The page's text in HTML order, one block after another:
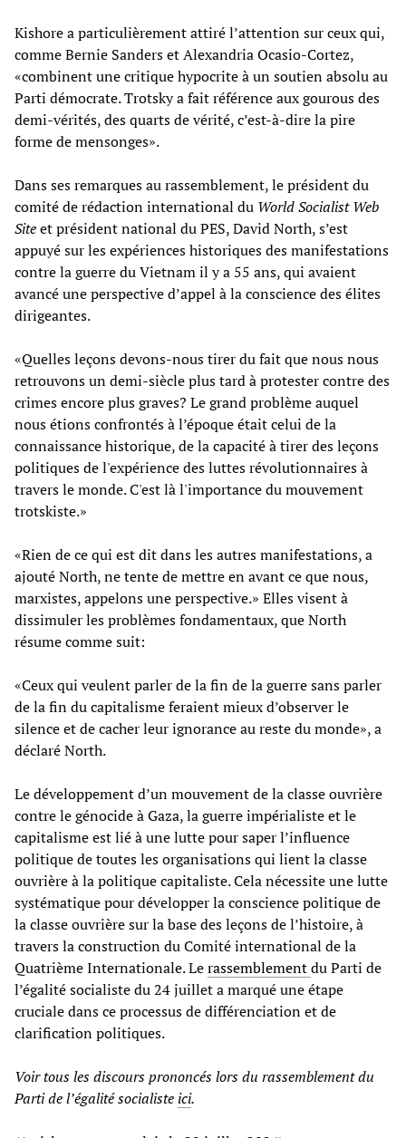
Kishore a particulièrement attiré l’attention sur ceux qui,
comme Bernie Sanders et Alexandria Ocasio-Cortez,
«combinent une critique hypocrite à un soutien absolu au
Parti démocrate. Trotsky a fait référence aux gourous des
demi-vérités, des quarts de vérité, c’est-à-dire la pire
forme de mensonges».
Dans ses remarques au rassemblement, le président du
comité de rédaction international du World Socialist Web
Siteet président national du PES, David North, s’est
appuyé sur les expériences historiques des manifestations
contre la guerre du Vietnam il y a 55 ans, qui avaient
avancé une perspective d’appel à la conscience des élites
dirigeantes.
«Quelles leçons devons-nous tirer du fait que nous nous
retrouvons un demi-siècle plus tard à protester contre des
crimes encore plus graves? Le grand problème auquel
nous étions confrontés à l’époque était celui de la
connaissance historique, de la capacité à tirer des leçons
politiques de l'expérience des luttes révolutionnaires à
travers le monde. C'est là l'importance du mouvement
trotskiste.»
«Rien de ce qui est dit dans les autres manifestations, a
ajouté North, ne tente de mettre en avant ce que nous,
marxistes, appelons une perspective.» Elles visent à
dissimuler les problèmes fondamentaux, que North
résume comme suit:
«Ceux qui veulent parler de la fin de la guerre sans parler
de la fin du capitalisme feraient mieux d’observer le
silence et de cacher leur ignorance au reste du monde», a
déclaré North.
Le développement d’un mouvement de la classe ouvrière
contre le génocide à Gaza, la guerre impérialiste et le
capitalisme est lié à une lutte pour saper l’influence
politique de toutes les organisations qui lient la classe
ouvrière à la politique capitaliste. Cela nécessite une lutte
systématique pour développer la conscience politique de
la classe ouvrière sur la base des leçons de l’histoire, à
travers la construction du Comité international de la
Quatrième Internationale. Lerassemblementdu Parti de
l’égalité socialiste du 24 juillet a marqué une étape
cruciale dans ce processus de différenciation et de
clarification politiques.
Voir tous les discours prononcés lors du rassemblement du
Parti de l’égalité socialiste ici.